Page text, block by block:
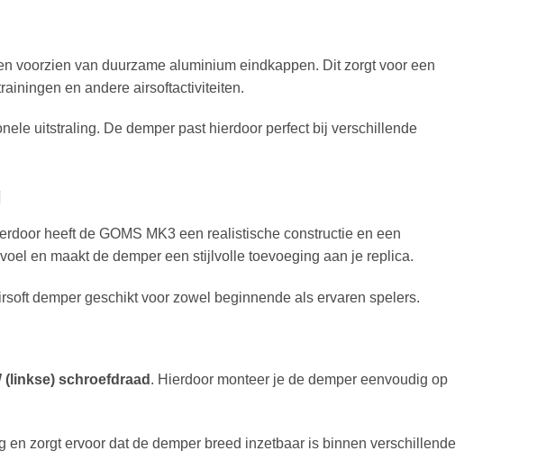
voorzien van duurzame aluminium eindkappen. Dit zorgt voor een
en andere airsoftactiviteiten.
uitstraling. De demper past hierdoor perfect bij verschillende
heeft de GOMS MK3 een realistische constructie en een
en maakt de demper een stijlvolle toevoeging aan je replica.
demper geschikt voor zowel beginnende als ervaren spelers.
(linkse) schroefdraad . Hierdoor monteer je de demper eenvoudig op
zorgt ervoor dat de demper breed inzetbaar is binnen verschillende